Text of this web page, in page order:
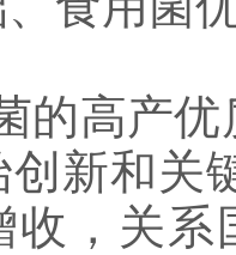
的高产优
创新和关
收，关系